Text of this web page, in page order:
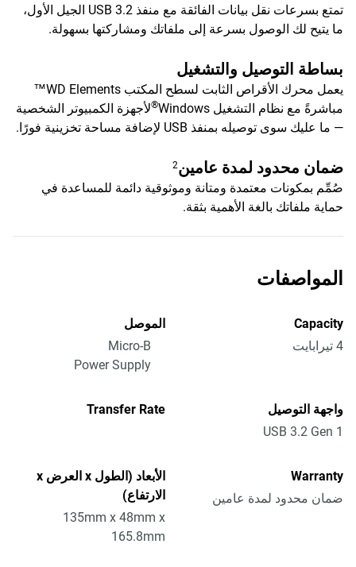
تمتع بسرعات نقل بيانات الفائقة مع منفذ USB 3.2 الجيل الأول،
ما يتيح لك الوصول بسرعة إلى ملفاتك ومشاركتها بسهولة.
بساطة التوصيل والتشغيل
يعمل محرك الأقراص الثابت لسطح المكتب WD Elements™
مباشرةً مع نظام التشغيل Windows
®لأجهزة الكمبيوتر الشخصية
— ما عليك سوى توصيله بمنفذ USB لإضافة مساحة تخزينية فورًا.
ضمان محدود لمدة عامين2
صُمِّم بمكونات معتمدة ومتانة وموثوقية دائمة للمساعدة في
حماية ملفاتك بالغة الأهمية بثقة.
المواصفات
Capacity
4 تيرابايت
الموصل
Micro-B
Power Supply
واجهة التوصيل
USB 3.2 Gen 1
Transfer Rate
Warranty
ضمان محدود لمدة عامين
الأبعاد (الطول x العرض x
الارتفاع)
135mm x 48mm x
165.8mm